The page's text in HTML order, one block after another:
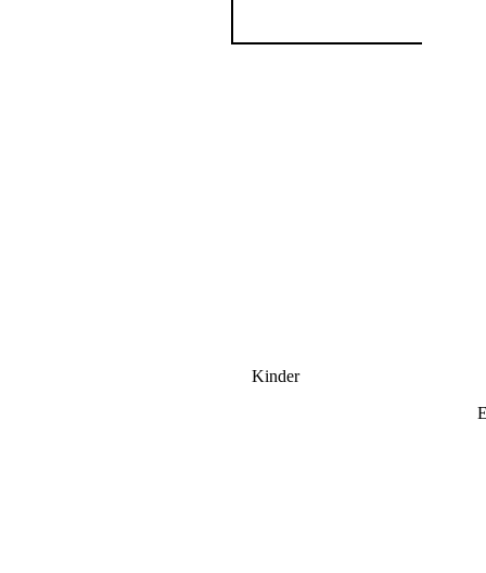
Kinder